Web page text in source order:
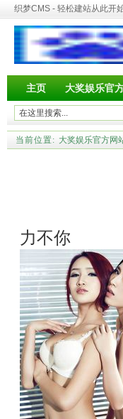
织梦CMS - 轻松建站从此开
主页 大奖娱乐官
当前位置: 大奖娱乐官方网
力不你